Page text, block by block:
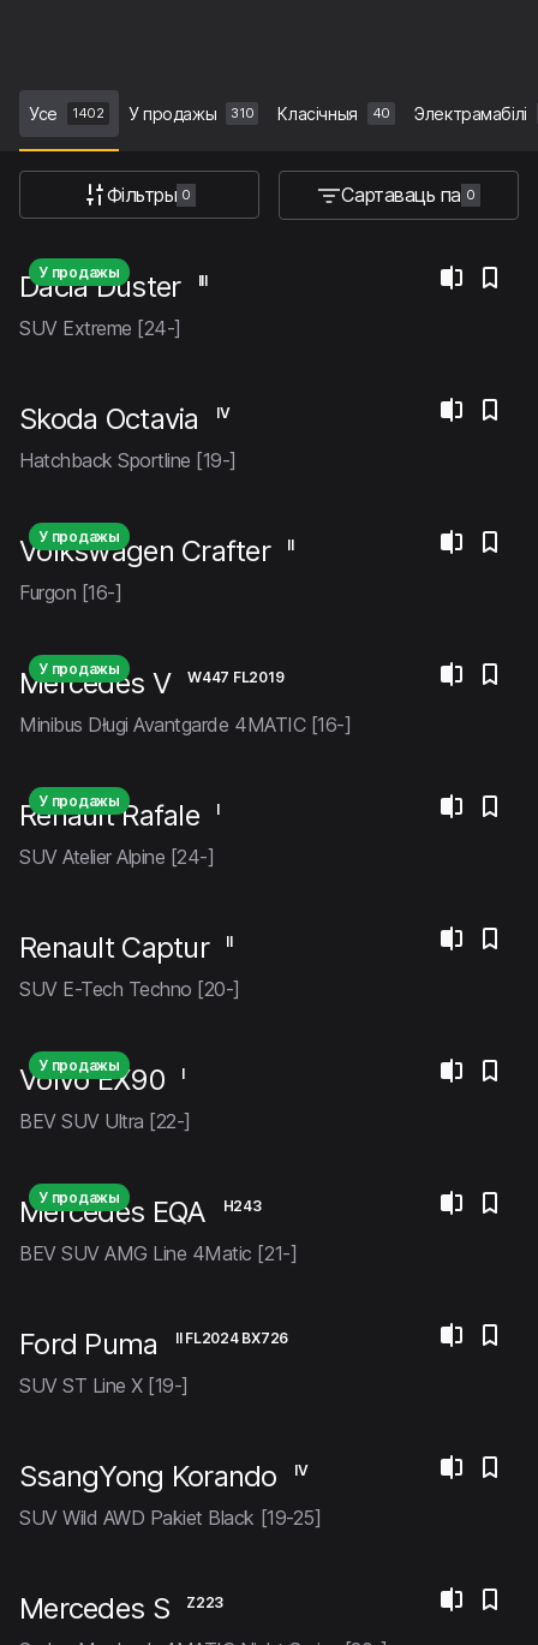
Усе 1402 У продажы 310 Класічныя 40 Электрамабілі
Фільтры 0 Сартаваць па 0
У продажы
Dacia Duster III
SUV Extreme [24-]
Skoda Octavia IV
Hatchback Sportline [19-]
У продажы
Volkswagen Crafter II
Furgon [16-]
У продажы
Mercedes V W447 FL2019
Minibus Długi Avantgarde 4MATIC [16-]
У продажы
Renault Rafale I
SUV Atelier Alpine [24-]
Renault Captur II
SUV E-Tech Techno [20-]
У продажы
Volvo EX90 I
BEV SUV Ultra [22-]
У продажы
Mercedes EQA H243
BEV SUV AMG Line 4Matic [21-]
Ford Puma II FL2024 BX726
SUV ST Line X [19-]
SsangYong Korando IV
SUV Wild AWD Pakiet Black [19-25]
Mercedes S Z223